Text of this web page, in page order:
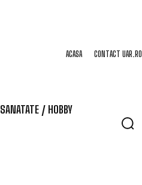
ACASA CONTACT UAR.RO
SANATATE / HOBBY